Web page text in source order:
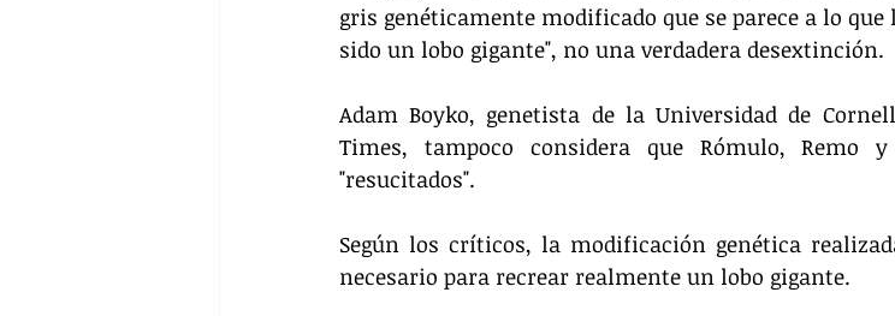
gris genéticamente modificado que se parece a lo
sido un lobo gigante", no una verdadera desextinción.
Adam Boyko, genetista de la Universidad de
Times, tampoco considera que Rómulo, Remo
"resucitados".
Según los críticos, la modificación genética
necesario para recrear realmente un lobo gigante.